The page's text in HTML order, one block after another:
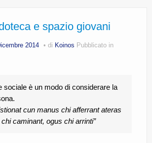
e spazio giovani
2014 di Koinos Pubblicato in
sociale è un modo di considerare la
cun manus chi afferrant ateras
caminant, ogus chi arrinti”